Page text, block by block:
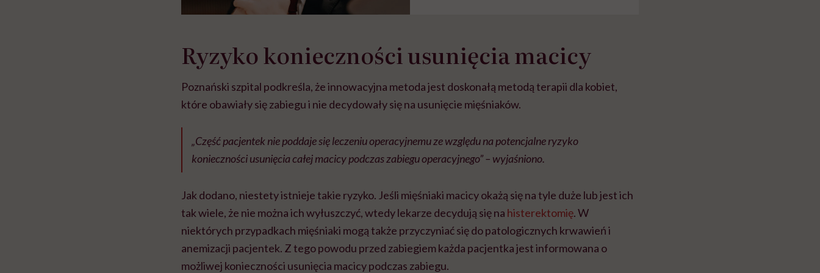
Ryzyko konieczności usunięcia macicy
Poznański szpital podkreśla, że innowacyjna metoda jest doskonałą metodą terapii dla kobiet,
które obawiały się zabiegu i nie decydowały się na usunięcie mięśniaków.
„Część pacjentek nie poddaje się leczeniu operacyjnemu ze względu na potencjalne ryzyko
konieczności usunięcia całej macicy podczas zabiegu operacyjnego” – wyjaśniono.
Jak dodano, niestety istnieje takie ryzyko. Jeśli mięśniaki macicy okażą się na tyle duże lub jest ich
tak wiele, że nie można ich wyłuszczyć, wtedy lekarze decydują się na histerektomię. W
niektórych przypadkach mięśniaki mogą także przyczyniać się do patologicznych krwawień i
anemizacji pacjentek. Z tego powodu przed zabiegiem każda pacjentka jest informowana o
możliwej konieczności usunięcia macicy podczas zabiegu.